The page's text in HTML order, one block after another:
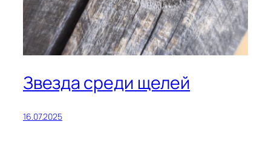
Звезда среди щелей
16.07.2025